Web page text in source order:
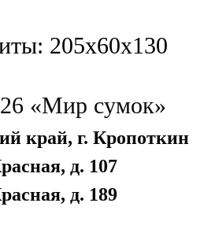
205x60x130
«Мир сумок»
край, г. Кропоткин
д. 107
д. 189